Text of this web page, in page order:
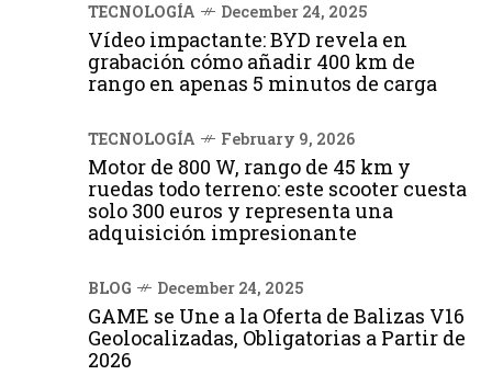
TECNOLOGÍA December 24, 2025
Vídeo impactante: BYD revela en
grabación cómo añadir 400 km de
rango en apenas 5 minutos de carga
TECNOLOGÍA February 9, 2026
Motor de 800 W, rango de 45 km y
ruedas todo terreno: este scooter cuesta
solo 300 euros y representa una
adquisición impresionante
BLOG December 24, 2025
GAME se Une a la Oferta de Balizas V16
Geolocalizadas, Obligatorias a Partir de
2026